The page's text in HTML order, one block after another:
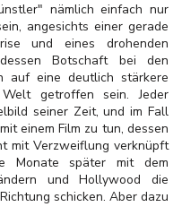
nämlich einfach nur
angesichts einer gerade
und eines drohenden
Botschaft bei den
auf eine deutlich stärkere
getroffen sein. Jeder
seiner Zeit, und im Fall
einem Film zu tun, dessen
mit Verzweiflung verknüpft
Monate später mit dem
und Hollywood die
schicken. Aber dazu